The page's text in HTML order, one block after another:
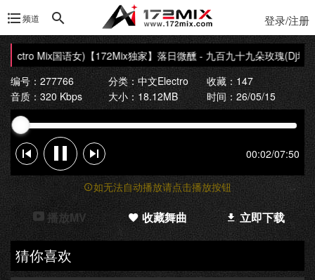
频道 登录/注册
Mix国语女)【172Mix独家】落日微醺 - 九百九十九朵玫瑰(Dj培
编号：277766
分类：中文Electro
收藏：147
音质：320 Kbps
大小：18.12MB 时间：26/05/15
00:02/07:50
如无法自动播放请点击播放按钮
播放MV 收藏舞曲 立即下载
猜你喜欢